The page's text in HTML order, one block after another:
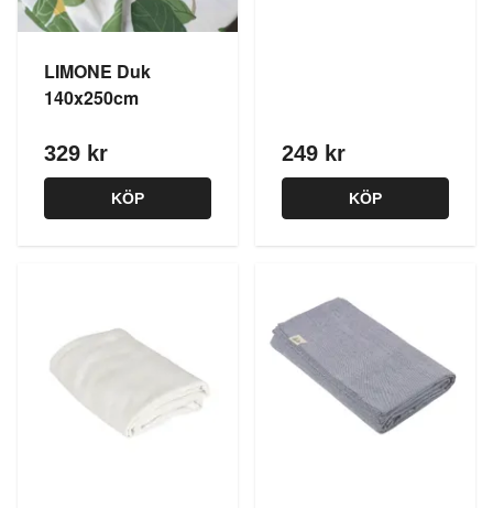
LIMONE Duk
140x250cm
329 kr
KÖP
249 kr
KÖP